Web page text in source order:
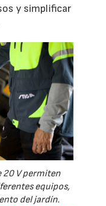
y simplificar
20 V permiten
equipos,
del jardín.